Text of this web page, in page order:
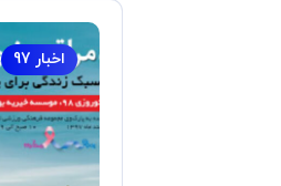
اخبار 97